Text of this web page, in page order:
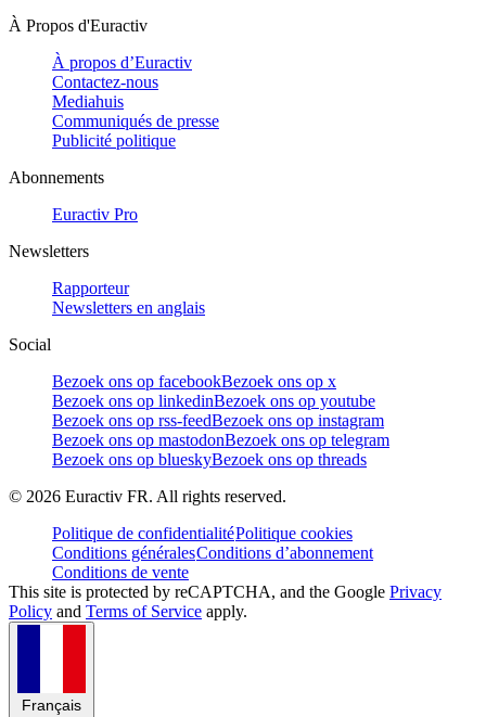
À Propos d'Euractiv
À propos d’Euractiv
Contactez-nous
Mediahuis
Communiqués de presse
Publicité politique
Abonnements
Euractiv Pro
Newsletters
Rapporteur
Newsletters en anglais
Social
Bezoek ons op facebookBezoek ons op x
Bezoek ons op linkedinBezoek ons op youtube
Bezoek ons op rss-feedBezoek ons op instagram
Bezoek ons op mastodonBezoek ons op telegram
Bezoek ons op blueskyBezoek ons op threads
© 2026 Euractiv FR. All rights reserved.
Politique de confidentialitéPolitique cookies
Conditions généralesConditions d’abonnement
Conditions de vente
This site is protected by reCAPTCHA, and the Google Privacy
Policy and Terms of Service apply.
Français